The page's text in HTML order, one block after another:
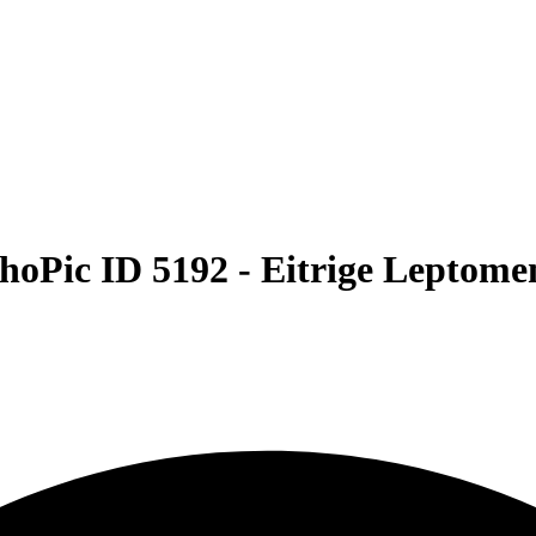
ID 5192 - Eitrige